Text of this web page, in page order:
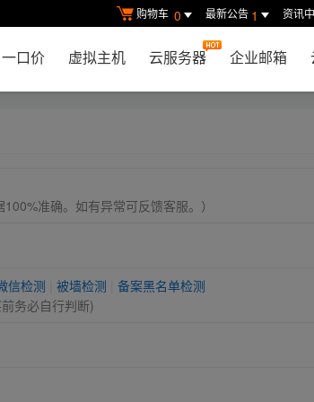
购物车 0 最新公告 1 资讯
一口价 虚拟主机 云服务器 企业邮箱
准确。如有异常可反馈客服。）
信检测 被墙检测
备案黑名单检测
务必自行判断)